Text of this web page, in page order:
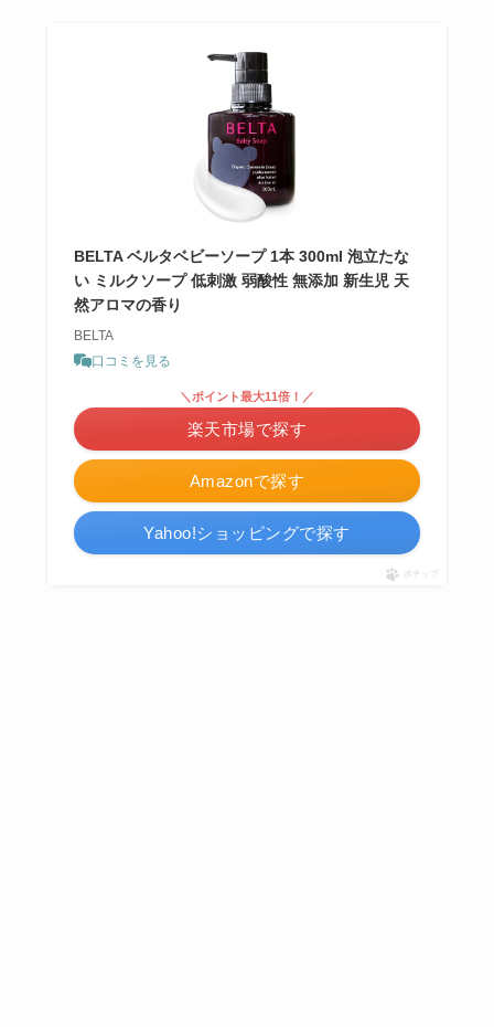
BELTA ベルタベビーソープ 1本 300ml 泡立たな
い ミルクソープ 低刺激 弱酸性 無添加 新生児 天
然アロマの香り
BELTA
口コミを見る
Amazonで探す
＼ポイント最大11倍！／
楽天市場で探す
Yahoo!ショッピングで探す
ポチップ